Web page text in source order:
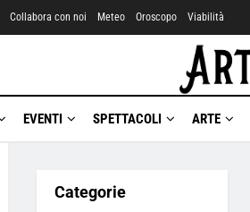
Collabora con noi Meteo Oroscopo Viabilità
EVENTI SPETTACOLI ARTE
Categorie